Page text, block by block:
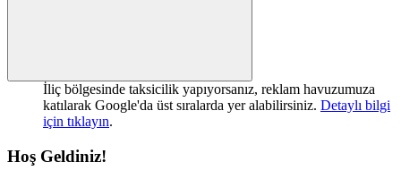
İliç bölgesinde taksicilik yapıyorsanız, reklam havuzumuza
katılarak Google'da üst sıralarda yer alabilirsiniz. Detaylı bilgi
için tıklayın.
Hoş Geldiniz!